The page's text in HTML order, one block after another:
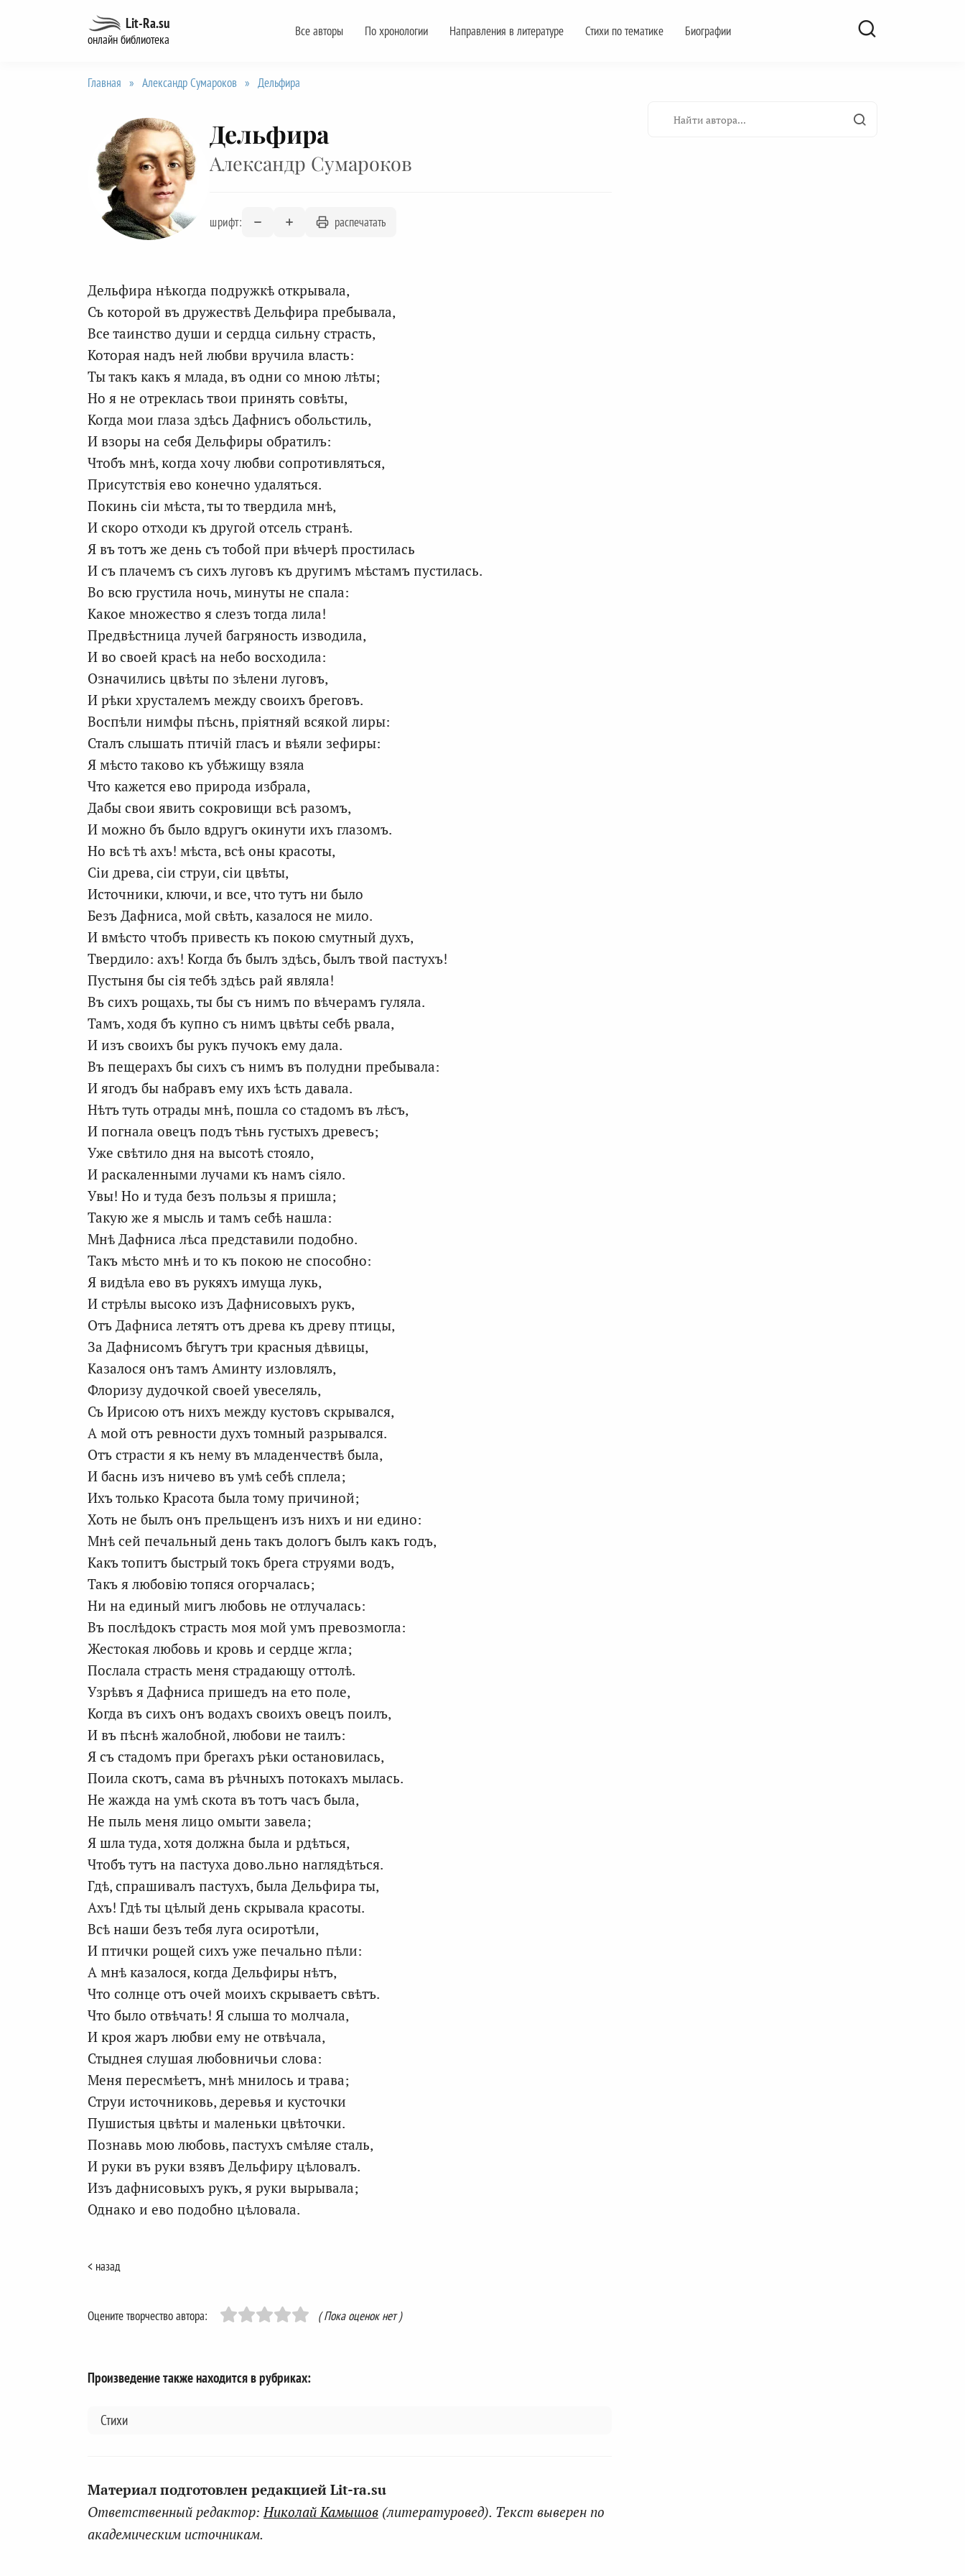
Lit-Ra.su
онлайн библиотека
Все авторы По хронологии Направления в литературе Стихи по тематике Биографии
Главная » Александр Сумароков » Дельфира
Дельфира
Александр Сумароков
шрифт: распечатать
Дельфира нѣкогда подружкѣ открывала,
Съ которой въ дружествѣ Дельфира пребывала,
Все таинство души и сердца сильну страсть,
Которая надъ ней любви вручила власть:
Ты такъ какъ я млада, въ одни со мною лѣты;
Но я не отреклась твои принять совѣты,
Когда мои глаза здѣсь Дафнисъ обольстиль,
И взоры на себя Дельфиры обратилъ:
Чтобъ мнѣ, когда хочу любви сопротивляться,
Присутствія ево конечно удаляться.
Покинь сіи мѣста, ты то твердила мнѣ,
И скоро отходи къ другой отсель странѣ.
Я въ тотъ же день съ тобой при вѣчерѣ простилась
И съ плачемъ съ сихъ луговъ къ другимъ мѣстамъ пустилась.
Во всю грустила ночь, минуты не спала:
Какое множество я слезъ тогда лила!
Предвѣстница лучей багряность изводила,
И во своей красѣ на небо восходила:
Означились цвѣты по зѣлени луговъ,
И рѣки хрусталемъ между своихъ бреговъ.
Воспѣли нимфы пѣснь, пріятняй всякой лиры:
Сталъ слышать птичій гласъ и вѣяли зефиры:
Я мѣсто таково къ убѣжищу взяла
Что кажется ево природа избрала,
Дабы свои явить сокровищи всѣ разомъ,
И можно бъ было вдругъ окинути ихъ глазомъ.
Но всѣ тѣ ахъ! мѣста, всѣ оны красоты,
Сіи древа, сіи струи, сіи цвѣты,
Источники, ключи, и все, что тутъ ни было
Безъ Дафниса, мой свѣть, казалося не мило.
И вмѣсто чтобъ привесть къ покою смутный духъ,
Твердило: ахъ! Когда бъ былъ здѣсь, былъ твой пастухъ!
Пустыня бы сія тебѣ здѣсь рай являла!
Въ сихъ рощахь, ты бы съ нимъ по вѣчерамъ гуляла.
Тамъ, ходя бъ купно съ нимъ цвѣты себѣ рвала,
И изъ своихъ бы рукъ пучокъ ему дала.
Въ пещерахъ бы сихъ съ нимъ въ полудни пребывала:
И ягодъ бы набравъ ему ихъ ѣсть давала.
Нѣтъ туть отрады мнѣ, пошла со стадомъ въ лѣсъ,
И погнала овецъ подъ тѣнь густыхъ древесъ;
Уже свѣтило дня на высотѣ стояло,
И раскаленными лучами къ намъ сіяло.
Увы! Но и туда безъ пользы я пришла;
Такую же я мысль и тамъ себѣ нашла:
Мнѣ Дафниса лѣса представили подобно.
Такъ мѣсто мнѣ и то къ покою не способно:
Я видѣла ево въ рукяхъ имуща лукь,
И стрѣлы высоко изъ Дафнисовыхъ рукъ,
Отъ Дафниса летятъ отъ древа къ древу птицы,
За Дафнисомъ бѣгутъ три красныя дѣвицы,
Казалося онъ тамъ Аминту изловлялъ,
Флоризу дудочкой своей увеселяль,
Съ Ирисою отъ нихъ между кустовъ скрывался,
А мой отъ ревности духъ томный разрывался.
Отъ страсти я къ нему въ младенчествѣ была,
И баснь изъ ничево въ умѣ себѣ сплела;
Ихъ только Красота была тому причиной;
Хоть не былъ онъ прельщенъ изъ нихъ и ни едино:
Мнѣ сей печальный день такъ дологъ былъ какъ годъ,
Какъ топитъ быстрый токъ брега струями водъ,
Такъ я любовію топяся огорчалась;
Ни на единый мигъ любовь не отлучалась:
Въ послѣдокъ страсть моя мой умъ превозмогла:
Жестокая любовь и кровь и сердце жгла;
Послала страсть меня страдающу оттолѣ.
Узрѣвъ я Дафниса пришедъ на ето поле,
Когда въ сихъ онъ водахъ своихъ овецъ поилъ,
И въ пѣснѣ жалобной, любови не таилъ:
Я съ стадомъ при брегахъ рѣки остановилась,
Поила скотъ, сама въ рѣчныхъ потокахъ мылась.
Не жажда на умѣ скота въ тотъ часъ была,
Не пыль меня лицо омыти завела;
Я шла туда, хотя должна была и рдѣться,
Чтобъ тутъ на пастуха дово.льно наглядѣться.
Гдѣ, спрашивалъ пастухъ, была Дельфира ты,
Ахъ! Гдѣ ты цѣлый день скрывала красоты.
Всѣ наши безъ тебя луга осиротѣли,
И птички рощей сихъ уже печально пѣли:
А мнѣ казалося, когда Дельфиры нѣтъ,
Что солнце отъ очей моихъ скрываетъ свѣтъ.
Что было отвѣчать! Я слыша то молчала,
И кроя жаръ любви ему не отвѣчала,
Стыднея слушая любовничьи слова:
Меня пересмѣетъ, мнѣ мнилось и трава;
Струи источниковь, деревья и кусточки
Пушистыя цвѣты и маленьки цвѣточки.
Познавь мою любовь, пастухъ смѣляе сталь,
И руки въ руки взявъ Дельфиру цѣловалъ.
Изъ дафнисовыхъ рукъ, я руки вырывала;
Однако и ево подобно цѣловала.
< назад
Оцените творчество автора: ( Пока оценок нет )
Произведение также находится в рубриках:
Стихи
Материал подготовлен редакцией Lit-ra.su
Ответственный редактор:Николай Камышов (литературовед). Текст выверен по
академическим источникам.